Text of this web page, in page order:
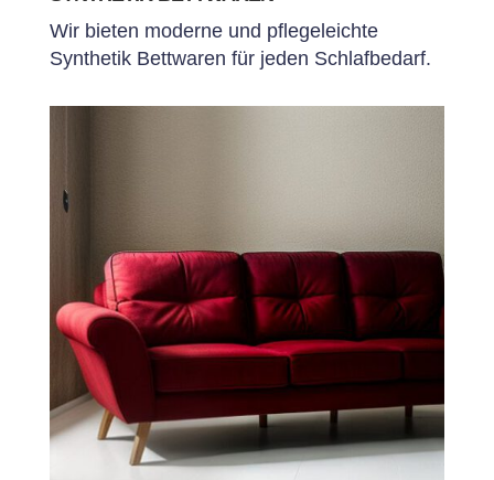
Wir bieten moderne und pflegeleichte
Synthetik Bettwaren für jeden Schlafbedarf.